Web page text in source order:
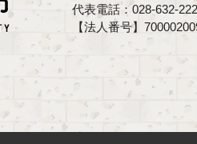
代表電話：028-632-
【法人番号】